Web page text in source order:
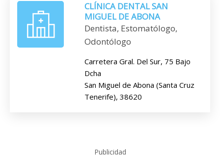
CLÍNICA DENTAL SAN
MIGUEL DE ABONA
Dentista, Estomatólogo,
Odontólogo
Carretera Gral. Del Sur, 75 Bajo
Dcha
San Miguel de Abona (Santa Cruz
Tenerife), 38620
Publicidad